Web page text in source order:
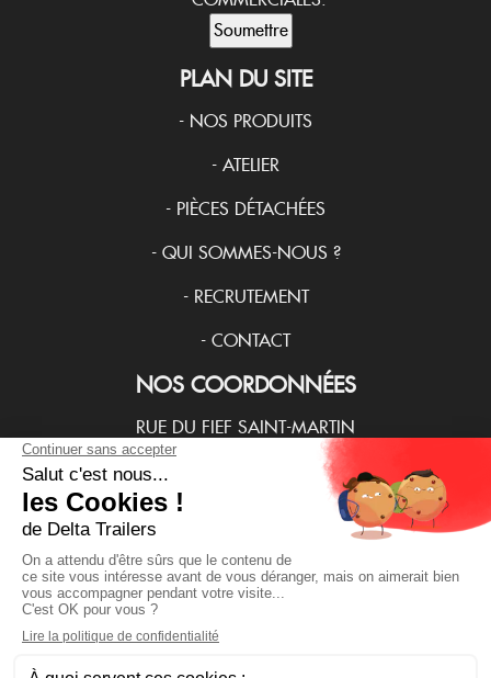
PLAN DU SITE
- NOS PRODUITS
- ATELIER
- PIÈCES DÉTACHÉES
- QUI SOMMES-NOUS ?
- RECRUTEMENT
- CONTACT
NOS COORDONNÉES
RUE DU FIEF SAINT-MARTIN
28500 MARVILLE-MOUTIERS-BRULÉ
(+33) 237485000
NOS HORAIRES D'OUVERTURES
LUN/MAR/JEU/VEND : 8H30-12H30 13H30-17H30
MER : 8H30-12H30 13H30-16H30